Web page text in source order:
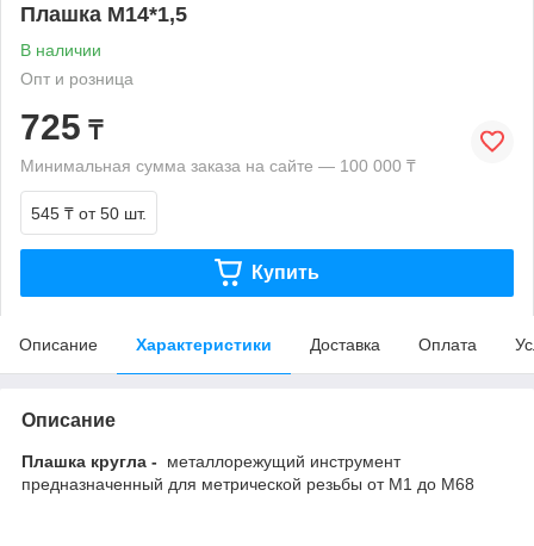
Плашка М14*1,5
В наличии
Опт и розница
725 ₸
Минимальная сумма заказа на сайте — 100 000 ₸
545 ₸ от 50 шт.
Купить
Описание Характеристики Доставка Оплата
Описание
Плашка кругла -
металлорежущий инструмент
предназначенный для метрической резьбы от М1 до М68